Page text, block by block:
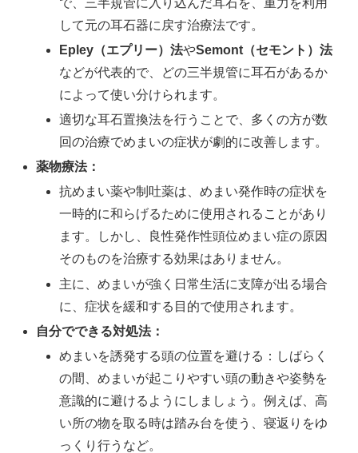
して元の耳石器に戻す治療法です。
Epley（エプリー）法やSemont（セモント）法
などが代表的で、どの三半規管に耳石があるか
によって使い分けられます。
適切な耳石置換法を行うことで、多くの方が数
回の治療でめまいの症状が劇的に改善します。
薬物療法：
抗めまい薬や制吐薬は、めまい発作時の症状を
一時的に和らげるために使用されることがあり
ます。しかし、良性発作性頭位めまい症の原因
そのものを治療する効果はありません。
主に、めまいが強く日常生活に支障が出る場合
に、症状を緩和する目的で使用されます。
自分でできる対処法：
めまいを誘発する頭の位置を避ける：しばらく
の間、めまいが起こりやすい頭の動きや姿勢を
意識的に避けるようにしましょう。例えば、高
い所の物を取る時は踏み台を使う、寝返りをゆ
っくり行うなど。